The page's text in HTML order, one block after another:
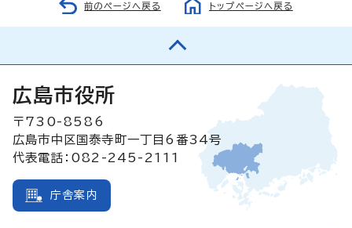
前のページへ戻る トップページへ戻る
広島市役所
〒730-8586
広島市中区国泰寺町一丁目6番34号
代表電話：082-245-2111
庁舎案内